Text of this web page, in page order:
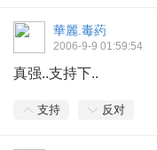
華麗.毒葯
2006-9-9 01:59:54
真强..支持下..
支持 反对